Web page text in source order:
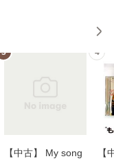
3
【中古】 My song
4
【